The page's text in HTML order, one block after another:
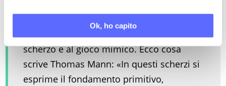
Ok, ho capito
naturale disposizione all’allegria, allo
scherzo e al gioco mimico. Ecco cosa
scrive Thomas Mann: «In questi scherzi si
esprime il fondamento primitivo,